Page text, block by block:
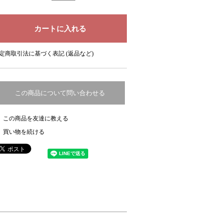
商取引法に基づく表記 (返品など)
この商品について問い合わせる
この商品を友達に教える
買い物を続ける